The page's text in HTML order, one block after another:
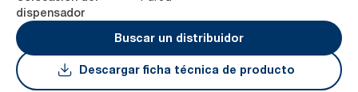
dispensador
Buscar un distribuidor
Descargar ficha técnica de producto